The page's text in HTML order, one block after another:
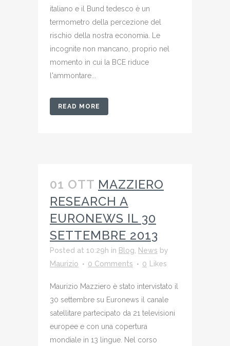
italiano e il Bund tedesco è un
termometro della percezione del
rischio della nostra economia. Le
incognite non mancano, proprio nel
momento in cui la BCE riduce
l'ammontare...
READ MORE
01 OTT MAZZIERO
RESEARCH A
EURONEWS IL 30
SETTEMBRE 2013
Posted at 10:29h in Blog News by
Maurizio
0 Comments 0 Likes
Maurizio Mazziero è stato intervistato il
30 settembre su Euronews il canale
satellitare partecipato da 21 televisioni
europee e con una copertura
mondiale in 13 lingue. Nel corso